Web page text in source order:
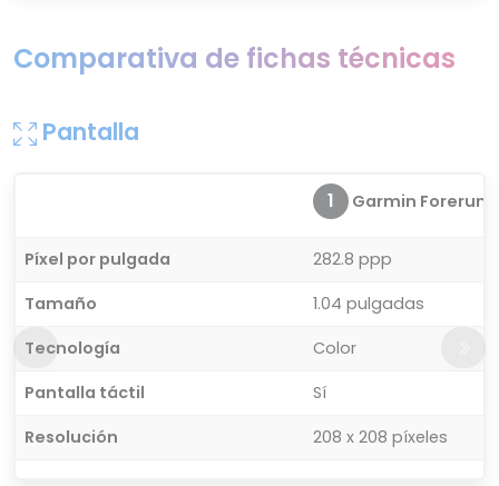
Comparativa de fichas técnicas
Pantalla
1 Garmin
Píxel por pulgada
282.8 ppp
Tamaño
1.04 pulgadas
Tecnología
Color
Pantalla táctil
Sí
Resolución
208 x 208 píxeles